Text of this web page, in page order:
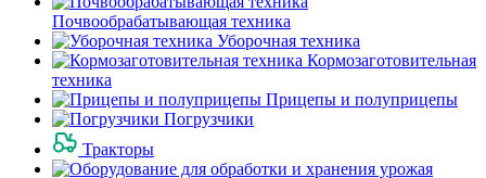
Почвообрабатывающая техника
Уборочная техника
Кормозаготовительная
техника
Прицепы и полуприцепы
Погрузчики
Тракторы